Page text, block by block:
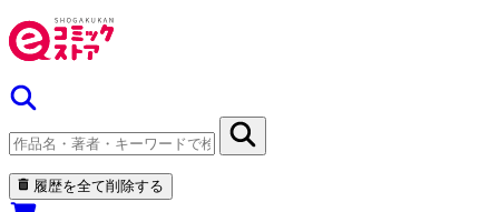
履歴を全て削除する